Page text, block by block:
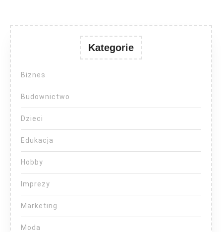
Kategorie
Biznes
Budownictwo
Dzieci
Edukacja
Hobby
Imprezy
Marketing
Moda